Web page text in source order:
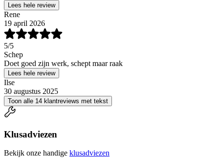
Lees hele review
Rene
19 april 2026
5/5
Schep
Doet goed zijn werk, schept maar raak
Lees hele review
Ilse
30 augustus 2025
Toon alle 14 klantreviews met tekst
Klusadviezen
Bekijk onze handige klusadviezen